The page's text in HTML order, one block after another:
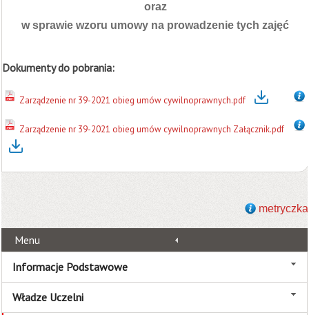
oraz
w sprawie wzoru umowy na prowadzenie tych zajęć
Dokumenty do pobrania:
Zarządzenie nr 39-2021 obieg umów cywilnoprawnych.pdf
Zarządzenie nr 39-2021 obieg umów cywilnoprawnych Załącznik.pdf
metryczka
Menu
Informacje Podstawowe
Władze Uczelni